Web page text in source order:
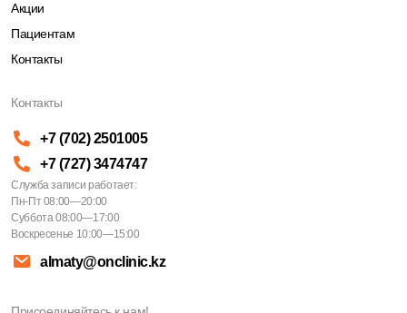
Акции
Пациентам
Контакты
Контакты
+7 (702) 2501005
+7 (727) 3474747
Служба записи работает:
Пн-Пт 08:00—20:00
Суббота 08:00—17:00
Воскресенье 10:00—15:00
almaty@onclinic.kz